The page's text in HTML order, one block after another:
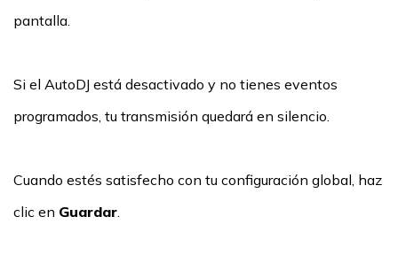
pantalla.
Si el AutoDJ está desactivado y no tienes eventos
programados, tu transmisión quedará en silencio.
Cuando estés satisfecho con tu configuración global, haz
clic en Guardar